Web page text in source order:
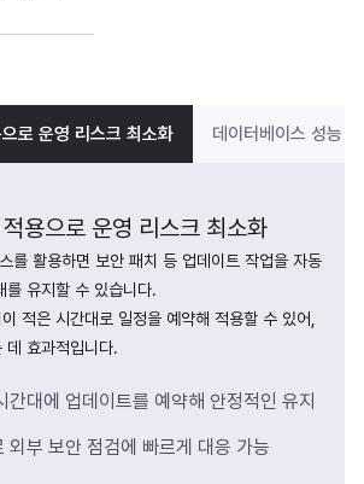
로 운영 리스크 최소화 데이터베이스 성능
용으로 운영 리스크 최소화
활용하면 보안 패치 등 업데이트 작업을 자동
를 유지할 수 있습니다.
적은 시간대로 일정을 예약해 적용할 수 있어,
데 효과적입니다.
간대에 업데이트를 예약해 안정적인 유지
외부 보안 점검에 빠르게 대응 가능